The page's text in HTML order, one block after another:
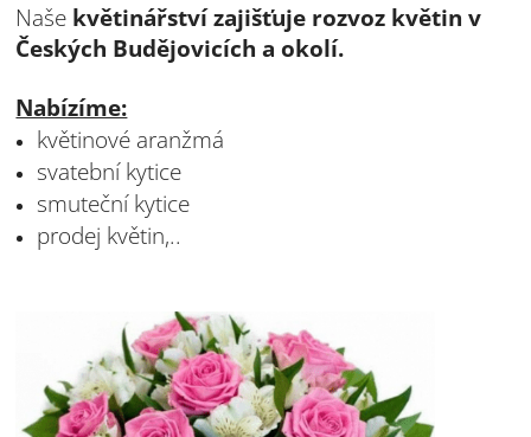
Naše květinářství zajišťuje rozvoz květin v
Českých Budějovicích a okolí.
Nabízíme:
květinové aranžmá
svatební kytice
smuteční kytice
prodej květin,..